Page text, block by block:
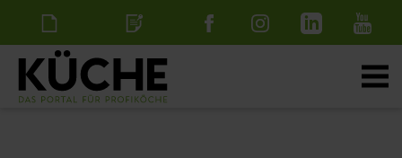
NewsletterStellenanzeige